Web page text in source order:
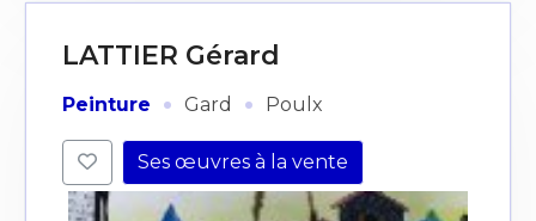
LATTIER Gérard
Peinture · Gard · Poulx
Ses œuvres à la vente